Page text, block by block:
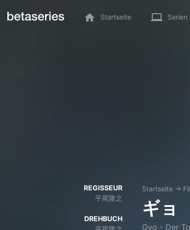
Startseite Serien
REGISSEUR
平尾隆之
DREHBUCH
Startseite →
ギョ
Gyo - Der